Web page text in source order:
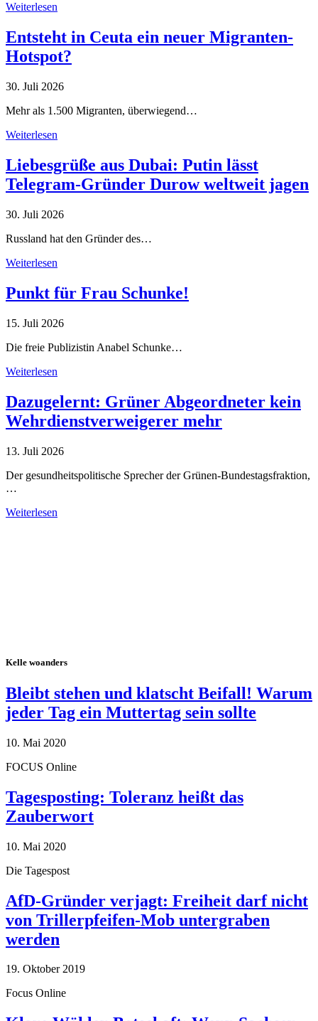
Weiterlesen
Entsteht in Ceuta ein neuer Migranten-
Hotspot?
30. Juli 2026
Mehr als 1.500 Migranten, überwiegend…
Weiterlesen
Liebesgrüße aus Dubai: Putin lässt
Telegram-Gründer Durow weltweit jagen
30. Juli 2026
Russland hat den Gründer des…
Weiterlesen
Punkt für Frau Schunke!
15. Juli 2026
Die freie Publizistin Anabel Schunke…
Weiterlesen
Dazugelernt: Grüner Abgeordneter kein
Wehrdienstverweigerer mehr
13. Juli 2026
Der gesundheitspolitische Sprecher der Grünen-Bundestagsfraktion,
…
Weiterlesen
Kelle woanders
Bleibt stehen und klatscht Beifall! Warum
jeder Tag ein Muttertag sein sollte
10. Mai 2020
FOCUS Online
Tagesposting: Toleranz heißt das
Zauberwort
10. Mai 2020
Die Tagespost
AfD-Gründer verjagt: Freiheit darf nicht
von Trillerpfeifen-Mob untergraben
werden
19. Oktober 2019
Focus Online